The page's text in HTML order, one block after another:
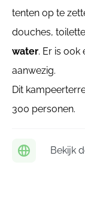
tenten op te
douches,
water. Er is ook
aanwezig.
Dit
300 personen.
Bekijk